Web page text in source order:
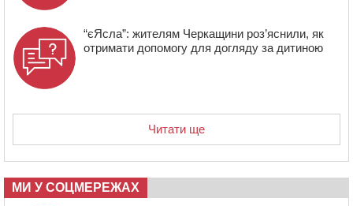
“єЯсла”: жителям Черкащини роз’яснили, як
отримати допомогу для догляду за дитиною
Читати ще
МИ У СОЦМЕРЕЖАХ